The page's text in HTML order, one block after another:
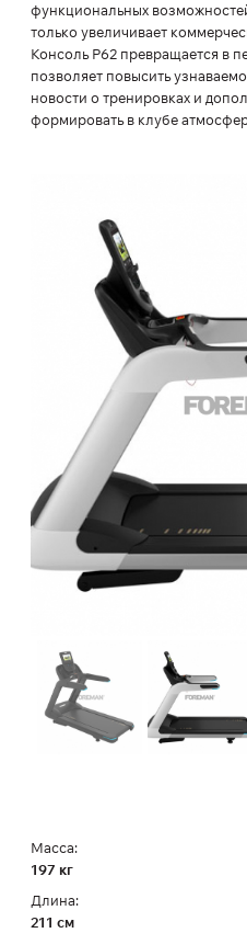
функциональных
только увеличивает
Консоль P62 превращается в
позволяет повысить
новости о тренировках и
формировать в клубе
Масса:
197 кг
Длина:
211 см